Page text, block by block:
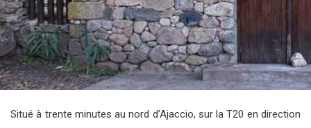
Situé à trente minutes au nord d’Ajaccio, sur la T20 en direction